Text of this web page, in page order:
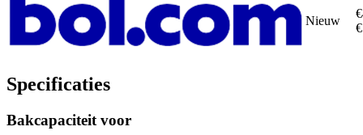
Nieuw
Specificaties
Bakcapaciteit voor